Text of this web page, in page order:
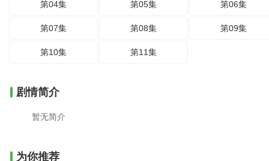
第04集 第05集 第06集
第07集 第08集 第09集
第10集 第11集
剧情简介
暂无简介
为你推荐